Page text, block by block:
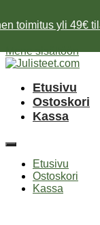
toimitus yli 49€
Mene sisältöön
Etusivu
Ostoskori
Kassa
Etusivu
Ostoskori
Kassa